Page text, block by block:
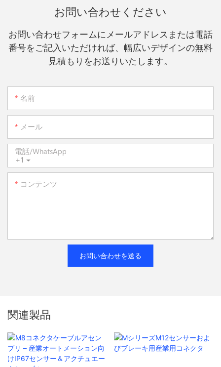
お問い合わせください
お問い合わせフォームにメールアドレスまたは電話
番号をご記入いただければ、幅広いデザインの無料
見積もりをお送りいたします。
名前
メール
+1
電話/WhatsApp
コンテンツ
お問い合わせを送る
関連製品